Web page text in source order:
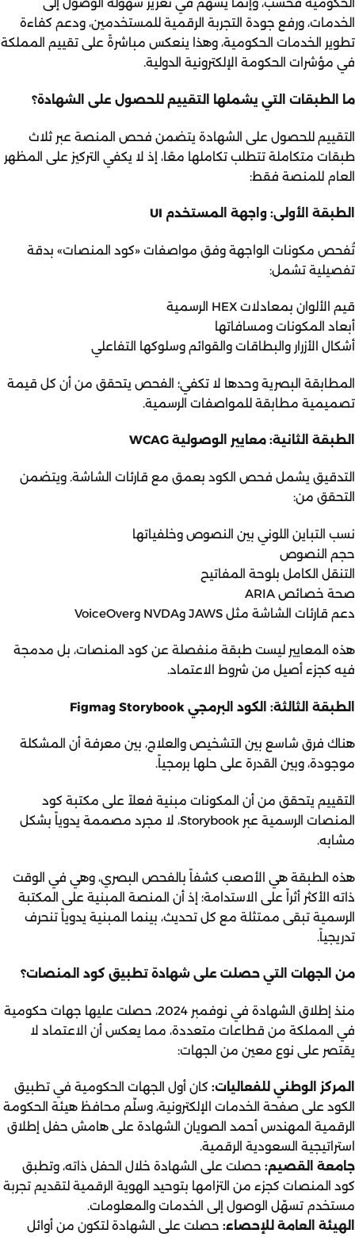
الحكومية فحسب، وإنما يُسهم في تعزيز سهولة الوصول إلى
الخدمات، ورفع جودة التجربة الرقمية للمستخدمين، ودعم كفاءة
تطوير الخدمات الحكومية، وهذا ينعكس مباشرةً على تقييم المملكة
في مؤشرات الحكومة الإلكترونية الدولية.
ما الطبقات التي يشملها التقييم للحصول على الشهادة؟
التقييم للحصول على الشهادة يتضمن فحص المنصة عبر ثلاث
طبقات متكاملة تتطلب تكاملها معًا، إذ لا يكفي التركيز على المظهر
العام للمنصة فقط:
الطبقة الأولى: واجهة المستخدم UI
تُفحص مكونات الواجهة وفق مواصفات «كود المنصات» بدقة
تفصيلية تشمل:
قيم الألوان بمعادلات HEX الرسمية
أبعاد المكونات ومسافاتها
أشكال الأزرار والبطاقات والقوائم وسلوكها التفاعلي
المطابقة البصرية وحدها لا تكفي؛ الفحص يتحقق من أن كل قيمة
تصميمية مطابقة للمواصفات الرسمية.
الطبقة الثانية: معايير الوصولية WCAG
التدقيق يشمل فحص الكود بعمق مع قارئات الشاشة. ويتضمن
التحقق من:
نسب التباين اللوني بين النصوص وخلفياتها
حجم النصوص
التنقل الكامل بلوحة المفاتيح
صحة خصائص ARIA
دعم قارئات الشاشة مثل JAWS وNVDA وVoiceOver
هذه المعايير ليست طبقة منفصلة عن كود المنصات، بل مدمجة
فيه كجزء أصيل من شروط الاعتماد.
الطبقة الثالثة: الكود البرمجي Storybook وFigma
هناك فرق شاسع بين التشخيص والعلاج، بين معرفة أن المشكلة
موجودة، وبين القدرة على حلها برمجياً.
التقييم يتحقق من أن المكونات مبنية فعلاً على مكتبة كود
المنصات الرسمية عبر Storybook، لا مجرد مصممة يدوياً بشكل
مشابه.
هذه الطبقة هي الأصعب كشفاً بالفحص البصري، وهي في الوقت
ذاته الأكثر أثراً على الاستدامة؛ إذ أن المنصة المبنية على المكتبة
الرسمية تبقى ممتثلة مع كل تحديث، بينما المبنية يدوياً تنحرف
تدريجياً.
من الجهات التي حصلت على شهادة تطبيق كود المنصات؟
منذ إطلاق الشهادة في نوفمبر 2024، حصلت عليها جهات حكومية
في المملكة من قطاعات متعددة، مما يعكس أن الاعتماد لا
يقتصر على نوع معين من الجهات:
المركز الوطني للفعاليات: كان أول الجهات الحكومية في تطبيق
الكود على صفحة الخدمات الإلكترونية، وسلّم محافظ هيئة الحكومة
الرقمية المهندس أحمد الصويان الشهادة على هامش حفل إطلاق
استراتيجية السعودية الرقمية.
جامعة القصيم: حصلت على الشهادة خلال الحفل ذاته، وتطبق
كود المنصات كجزء من التزامها بتوحيد الهوية الرقمية لتقديم تجربة
مستخدم تسهّل الوصول إلى الخدمات والمعلومات.
الهيئة العامة للإحصاء: حصلت على الشهادة لتكون من أوائل